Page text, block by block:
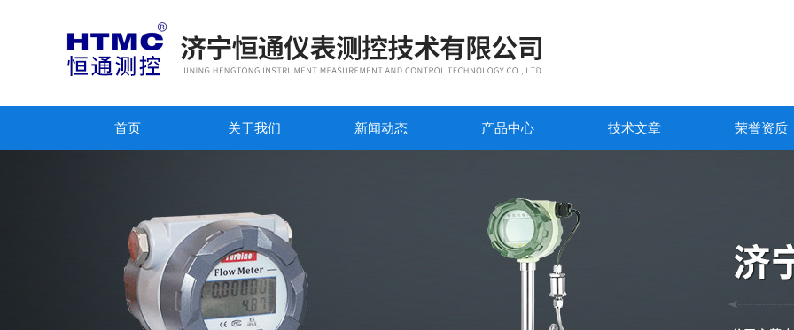
首页 关于我们 新闻动态 产品中心 技术文章 荣誉资质